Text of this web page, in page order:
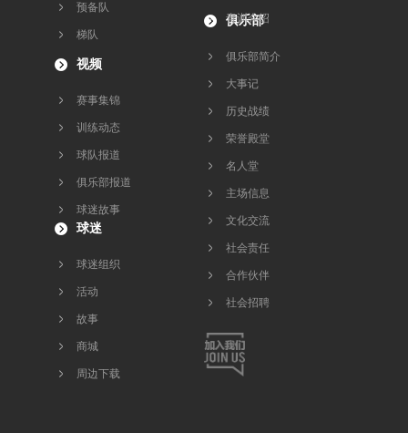
视频
赛事集锦
训练动态
球队报道
俱乐部报道
球迷故事
俱乐部
俱乐部简介
大事记
历史战绩
荣誉殿堂
名人堂
主场信息
文化交流
社会责任
合作伙伴
社会招聘
球迷
球迷组织
活动
故事
商城
周边下载
预备队
梯队
青训介绍